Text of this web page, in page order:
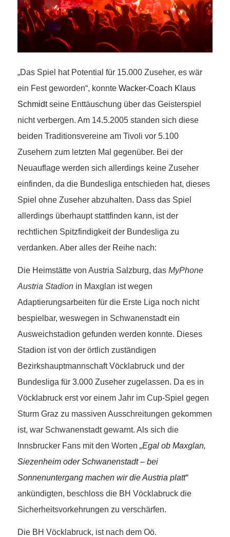
„Das Spiel hat Potential für 15.000 Zuseher, es wär
ein Fest geworden“, konnte Wacker-Coach Klaus
Schmidtseine Enttäuschung über das Geisterspiel
nicht verbergen. Am 14.5.2005 standen sich diese
beiden Traditionsvereine am Tivoli vor 5.100
Zusehern zum letzten Mal gegenüber. Bei der
Neuauflage werden sich allerdings keine Zuseher
einfinden, da die Bundesliga entschieden hat, dieses
Spiel ohne Zuseher abzuhalten. Dass das Spiel
allerdings überhaupt stattfinden kann, ist der
rechtlichen Spitzfindigkeit der Bundesliga zu
verdanken. Aber alles der Reihe nach:
Die Heimstätte von Austria Salzburg, das MyPhone
Austria Stadionin Maxglan ist wegen
Adaptierungsarbeiten für die Erste Liga noch nicht
bespielbar, weswegen in Schwanenstadt ein
Ausweichstadion gefunden werden konnte. Dieses
Stadion ist von der örtlich zuständigen
Bezirkshauptmannschaft Vöcklabruck und der
Bundesliga für 3.000 Zuseher zugelassen. Da es in
Vöcklabruck erst vor einem Jahr im Cup-Spiel gegen
Sturm Graz zu massiven Ausschreitungen gekommen
ist, war Schwanenstadt gewarnt. Als sich die
Innsbrucker Fans mit den Worten „Egal ob Maxglan,
Siezenheim oder Schwanenstadt – bei
Sonnenuntergang machen wir die Austria platt“
ankündigten, beschloss die BH Vöcklabruck die
Sicherheitsvorkehrungen zu verschärfen.
Die BH Vöcklabruck, ist nach dem Oö.